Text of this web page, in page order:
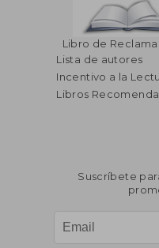
Libro de
Lista de autores
Incentivo a la
Libros
Suscríbete